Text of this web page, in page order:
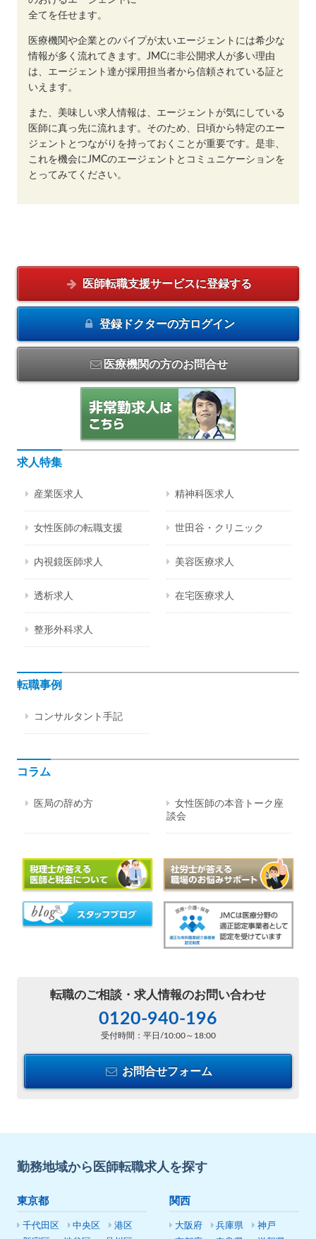
全てを任せます。
医療機関や企業とのパイプが太いエージェントには希少な
情報が多く流れてきます。JMCに非公開求人が多い理由
は、エージェント達が採用担当者から信頼されている証と
いえます。
また、美味しい求人情報は、エージェントが気にしている
医師に真っ先に流れます。そのため、日頃から特定のエー
ジェントとつながりを持っておくことが重要です。是非、
これを機会にJMCのエージェントとコミュニケーションを
とってみてください。
医師転職支援サービスに登録する
登録ドクターの方ログイン
医療機関の方のお問合せ
求人特集
産業医求人 精神科医求人
女性医師の転職支援 世田谷・クリニック
内視鏡医師求人 美容医療求人
透析求人 在宅医療求人
整形外科求人
転職事例
コンサルタント手記
コラム
医局の辞め方
女性医師の本音トーク座
談会
転職のご相談・ 求人情報のお問い合わせ
0120-940-196
受付時間：平日/10:00～18:00
お問合せフォーム
勤務地域から医師転職求人を探す
東京都
千代田区 中央区
港区
関西
大阪府 兵庫県
神戸